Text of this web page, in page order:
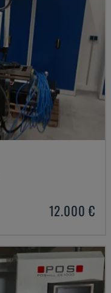
12.000 €